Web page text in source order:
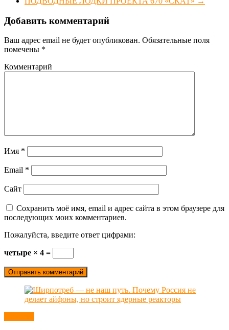
Добавить комментарий
Ваш адрес email не будет опубликован. Обязательные поля
помечены *
Комментарий
Имя *
Email *
Сайт
Сохранить моё имя, email и адрес сайта в этом браузере для
последующих моих комментариев.
Пожалуйста, введите ответ цифрами:
четыре × 4 =